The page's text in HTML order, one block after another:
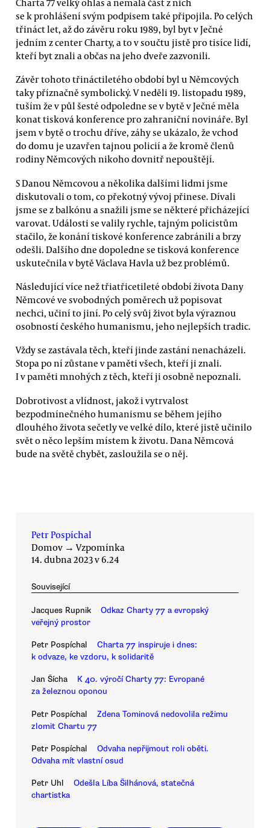
Charta 77 velký ohlas a nemalá část z nich
se k prohlášení svým podpisem také připojila. Po celých
třináct let, až do závěru roku 1989, byl byt v Ječné
jedním z center Charty, a to v součtu jistě pro tisíce lidí,
kteří byt znali a občas na jeho dveře zazvonili.
Závěr tohoto třináctiletého období byl u Němcových
taky příznačně symbolický. V neděli 19. listopadu 1989,
tuším že v půl šesté odpoledne se v bytě v Ječné měla
konat tisková konference pro zahraniční novináře. Byl
jsem v bytě o trochu dříve, záhy se ukázalo, že vchod
do domu je uzavřen tajnou policií a že kromě členů
rodiny Němcových nikoho dovnitř nepouštějí.
S Danou Němcovou a několika dalšími lidmi jsme
diskutovali o tom, co překotný vývoj přinese. Dívali
jsme se z balkónu a snažili jsme se některé přicházející
varovat. Události se valily rychle, tajným policistům
stačilo, že konání tiskové konference zabránili a brzy
odešli. Dalšího dne dopoledne se tisková konference
uskutečnila v bytě Václava Havla už bez problémů.
Následující více než třiatřicetileté období života Dany
Němcové ve svobodných poměrech už popisovat
nechci, učiní to jiní. Po celý svůj život byla výraznou
osobností českého humanismu, jeho nejlepších tradic.
Vždy se zastávala těch, kteří jinde zastání nenacházeli.
Stopa po ní zůstane v paměti všech, kteří ji znali.
I v paměti mnohých z těch, kteří ji osobně nepoznali.
Dobrotivost a vlídnost, jakož i vytrvalost
bezpodmínečného humanismu se během jejího
dlouhého života sečetly ve velké dílo, které jistě učinilo
svět o něco lepším místem k životu. Dana Němcová
bude na světě chybět, zasloužila se o něj.
Petr Pospíchal
Domov → Vzpomínka
14. dubna 2023 v 6.24
Související
Jacques Rupnik
Odkaz Charty 77 a evropský
veřejný prostor
Petr Pospíchal
Charta 77 inspiruje i dnes:
k odvaze, ke vzdoru, k solidaritě
Jan Šícha
K 40. výročí Charty 77: Evropané
za železnou oponou
Petr Pospíchal
Zdena Tominová nedovolila režimu
zlomit Chartu 77
Petr Pospíchal
Odvaha nepřijmout roli oběti.
Odvaha mít vlastní osud
Petr Uhl
Odešla Líba Šilhánová, statečná
chartistka